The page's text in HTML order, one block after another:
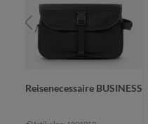
Farbe
Reisenecessaire BUSINESS